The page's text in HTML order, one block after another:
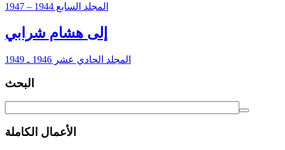
المجلد السابع 1944 – 1947
إلى هشام شرابي
المجلد الحادي عشر 1946 ـ 1949
البحث
الأعمال الكاملة